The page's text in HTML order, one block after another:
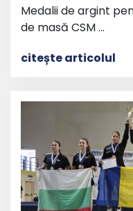
Medalii de argint
de masă CSM …
citește articolul